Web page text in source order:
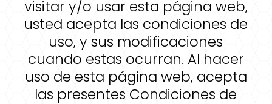
visitar y/o usar esta página web,
usted acepta las condiciones de
uso, y sus modificaciones
cuando estas ocurran. Al hacer
uso de esta página web, acepta
las presentes Condiciones de